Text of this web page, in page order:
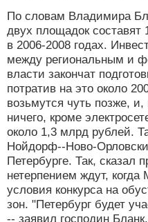
По словам Владимира
двух площадок составят
в 2006-2008 годах.
между региональным и
власти закончат
потратив на это около
возьмутся чуть позже,
ничего, кроме
около 1,3 млрд рублей.
Нойдорф--Ново-
Петербурге. Так,
нетерпением ждут, когда
условия конкурса на
зон. "Петербург будет
-- заявил господин